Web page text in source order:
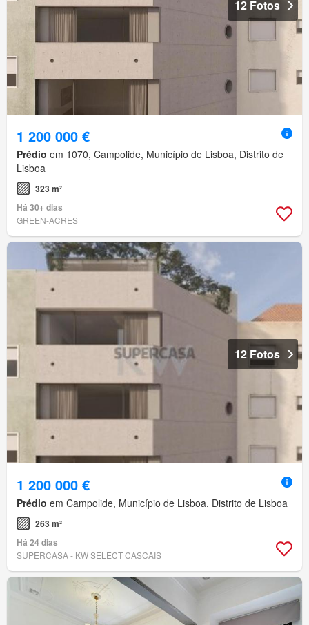
12 Fotos
1 200 000 €
Prédio em 1070, Campolide, Município de Lisboa, Distrito de
Lisboa
323 m²
Há 30+ dias
GREEN-ACRES
12 Fotos
1 200 000 €
Prédio em Campolide, Município de Lisboa, Distrito de Lisboa
263 m²
Há 24 dias
SUPERCASA - KW SELECT CASCAIS